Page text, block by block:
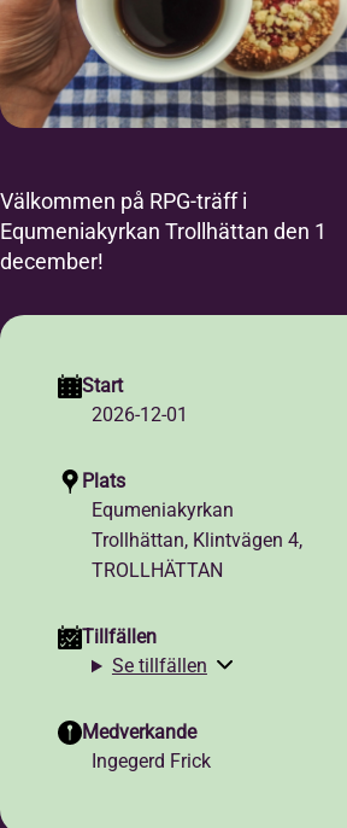
Välkommen på RPG-träff i
Equmeniakyrkan Trollhättan den 1
december!
Start
2026-12-01
Plats
Equmeniakyrkan
Trollhättan, Klintvägen 4,
TROLLHÄTTAN
Tillfällen
Se tillfällen
Medverkande
Ingegerd Frick